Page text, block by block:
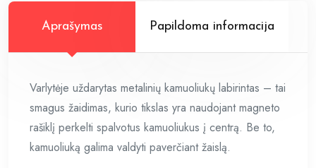
Aprašymas Papildoma informacija
Varlytėje uždarytas metalinių kamuoliukų labirintas – tai
smagus žaidimas, kurio tikslas yra naudojant magneto
rašiklį perkelti spalvotus kamuoliukus į centrą. Be to,
kamuoliuką galima valdyti paverčiant žaislą.